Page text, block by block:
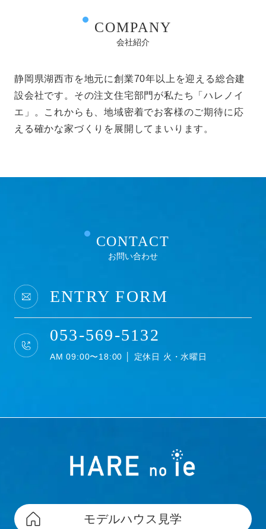
COMPANY
会社紹介
静岡県湖西市を地元に創業70年以上を迎える総合建
設会社です。その注文住宅部門が私たち「ハレノイ
エ」。これからも、地域密着でお客様のご期待に応
える確かな家づくりを展開してまいります。
CONTACT
お問い合わせ
ENTRY FORM
053-569-5132
AM 09:00〜18:00 │ 定休日 火・水曜日
モデルハウス見学